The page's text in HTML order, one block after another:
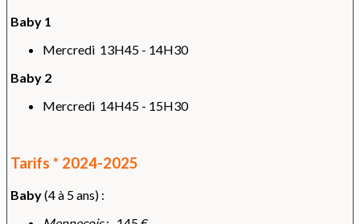
Baby 1
Mercredi 13H45 - 14H30
Baby 2
Mercredi 14H45 - 15H30
Tarifs * 2024-2025
Baby(4 à 5 ans) :